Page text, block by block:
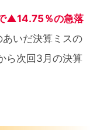
▲14.75％の急落
いだ決算ミスの
ら次回3月の決算